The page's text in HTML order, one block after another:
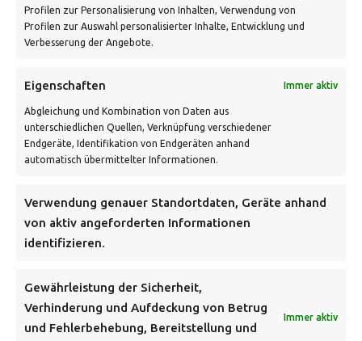
Profilen zur Personalisierung von Inhalten, Verwendung von
Profilen zur Auswahl personalisierter Inhalte, Entwicklung und
Verbesserung der Angebote.
Eigenschaften Immer aktiv
Abgleichung und Kombination von Daten aus
unterschiedlichen Quellen, Verknüpfung verschiedener
Endgeräte, Identifikation von Endgeräten anhand
automatisch übermittelter Informationen.
Verwendung genauer Standortdaten, Geräte anhand
von aktiv angeforderten Informationen
identifizieren.
Gewährleistung der Sicherheit,
Verhinderung und Aufdeckung von Betrug
und Fehlerbehebung, Bereitstellung und
Immer aktiv
VERSANDKOSTENHINWEIS:
NEWSLETTER
Danke, deine Registrierung war erfolgreich! Bitte prüfe